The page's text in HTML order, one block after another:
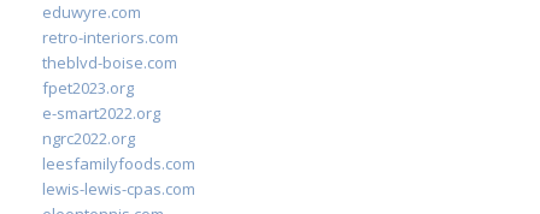
eduwyre.com
retro-interiors.com
theblvd-boise.com
fpet2023.org
e-smart2022.org
ngrc2022.org
leesfamilyfoods.com
lewis-lewis-cpas.com